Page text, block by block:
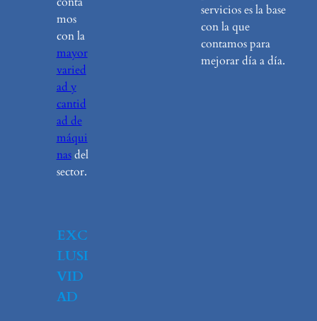
mos
con la
mayor
varied
ad y
cantid
ad de
máqui
nasdel
sector.
EXC
LUSI
VID
AD
servicios es la base
con la que
contamos para
mejorar día a día.